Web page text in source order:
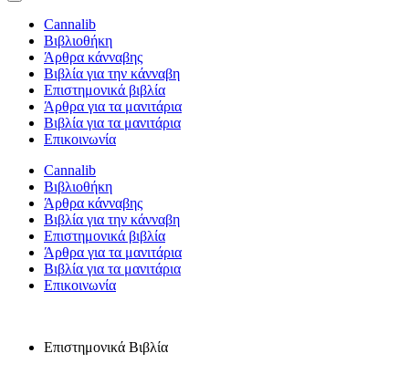
Cannalib
Βιβλιοθήκη
Άρθρα κάνναβης
Βιβλία για την κάνναβη
Επιστημονικά βιβλία
Άρθρα για τα μανιτάρια
Βιβλία για τα μανιτάρια
Επικοινωνία
Cannalib
Βιβλιοθήκη
Άρθρα κάνναβης
Βιβλία για την κάνναβη
Επιστημονικά βιβλία
Άρθρα για τα μανιτάρια
Βιβλία για τα μανιτάρια
Επικοινωνία
Επιστημονικά Βιβλία